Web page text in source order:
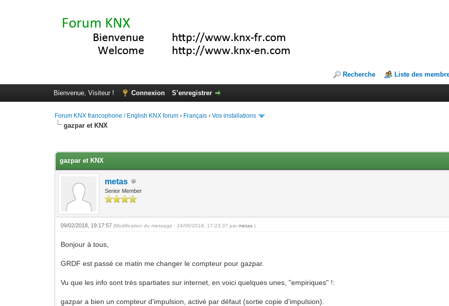
Recherche Liste des
Bienvenue, Visiteur ! Connexion S’enregistrer
Forum KNX francophone / English KNX forum › Français ›Vos installations
gazpar et KNX
gazpar et KNX
metas
Senior Member
09/02/2018, 19:17:57(Modification du message : 24/06/2018, 17:23:37 parmetas .)
Bonjour à tous,
GRDF est passé ce matin me changer le compteur pour gazpar.
Vu que les info sont très spartiates sur internet, en voici quelques unes, "empiriques" !:
gazpar a bien un compteur d'impulsion, activé par défaut (sortie copie d'impulsion).